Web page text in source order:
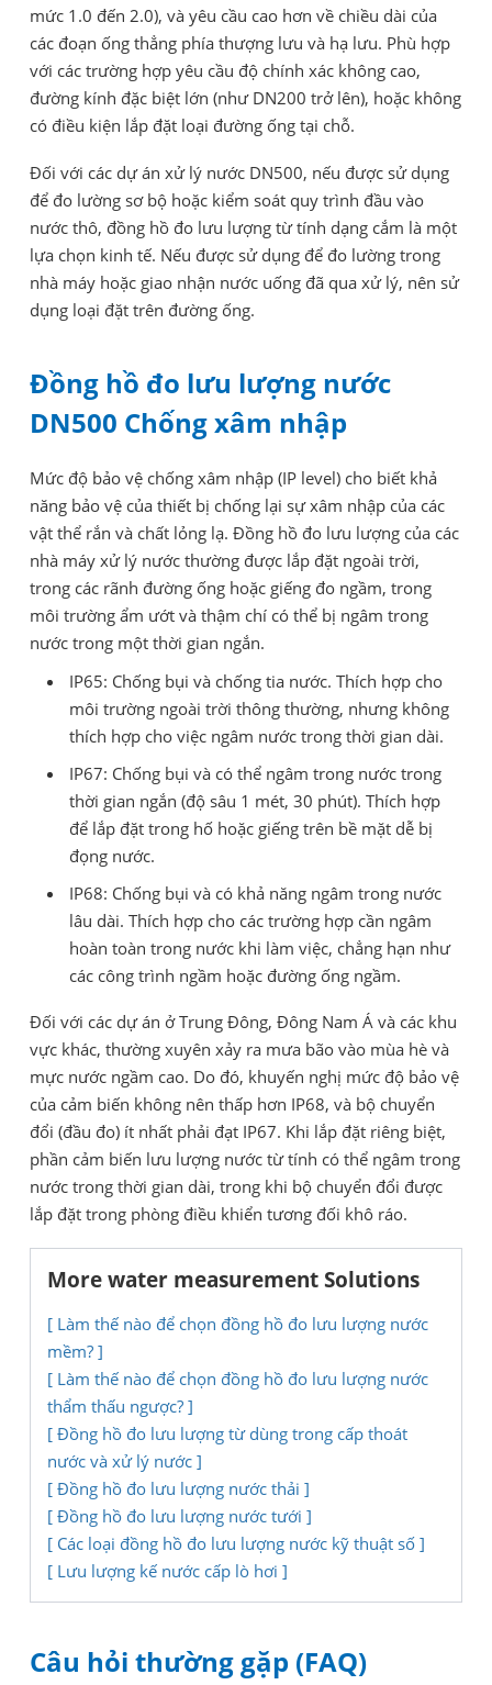
mức 1.0 đến 2.0), và yêu cầu cao hơn về chiều dài của
các đoạn ống thẳng phía thượng lưu và hạ lưu. Phù hợp
với các trường hợp yêu cầu độ chính xác không cao,
đường kính đặc biệt lớn (như DN200 trở lên), hoặc không
có điều kiện lắp đặt loại đường ống tại chỗ.
Đối với các dự án xử lý nước DN500, nếu được sử dụng
để đo lường sơ bộ hoặc kiểm soát quy trình đầu vào
nước thô, đồng hồ đo lưu lượng từ tính dạng cắm là một
lựa chọn kinh tế. Nếu được sử dụng để đo lường trong
nhà máy hoặc giao nhận nước uống đã qua xử lý, nên sử
dụng loại đặt trên đường ống.
Đồng hồ đo lưu lượng nước
DN500 Chống xâm nhập
Mức độ bảo vệ chống xâm nhập (IP level) cho biết khả
năng bảo vệ của thiết bị chống lại sự xâm nhập của các
vật thể rắn và chất lỏng lạ. Đồng hồ đo lưu lượng của các
nhà máy xử lý nước thường được lắp đặt ngoài trời,
trong các rãnh đường ống hoặc giếng đo ngầm, trong
môi trường ẩm ướt và thậm chí có thể bị ngâm trong
nước trong một thời gian ngắn.
IP65: Chống bụi và chống tia nước. Thích hợp cho
môi trường ngoài trời thông thường, nhưng không
thích hợp cho việc ngâm nước trong thời gian dài.
IP67: Chống bụi và có thể ngâm trong nước trong
thời gian ngắn (độ sâu 1 mét, 30 phút). Thích hợp
để lắp đặt trong hố hoặc giếng trên bề mặt dễ bị
đọng nước.
IP68: Chống bụi và có khả năng ngâm trong nước
lâu dài. Thích hợp cho các trường hợp cần ngâm
hoàn toàn trong nước khi làm việc, chẳng hạn như
các công trình ngầm hoặc đường ống ngầm.
Đối với các dự án ở Trung Đông, Đông Nam Á và các khu
vực khác, thường xuyên xảy ra mưa bão vào mùa hè và
mực nước ngầm cao. Do đó, khuyến nghị mức độ bảo vệ
của cảm biến không nên thấp hơn IP68, và bộ chuyển
đổi (đầu đo) ít nhất phải đạt IP67. Khi lắp đặt riêng biệt,
phần cảm biến lưu lượng nước từ tính có thể ngâm trong
nước trong thời gian dài, trong khi bộ chuyển đổi được
lắp đặt trong phòng điều khiển tương đối khô ráo.
More water measurement Solutions
[ Làm thế nào để chọn đồng hồ đo lưu lượng nước
mềm? ]
[ Làm thế nào để chọn đồng hồ đo lưu lượng nước
thẩm thấu ngược? ]
[ Đồng hồ đo lưu lượng từ dùng trong cấp thoát
nước và xử lý nước ]
[ Đồng hồ đo lưu lượng nước thải ]
[ Đồng hồ đo lưu lượng nước tưới ]
[ Các loại đồng hồ đo lưu lượng nước kỹ thuật số ]
[ Lưu lượng kế nước cấp lò hơi ]
Câu hỏi thường gặp (FAQ)